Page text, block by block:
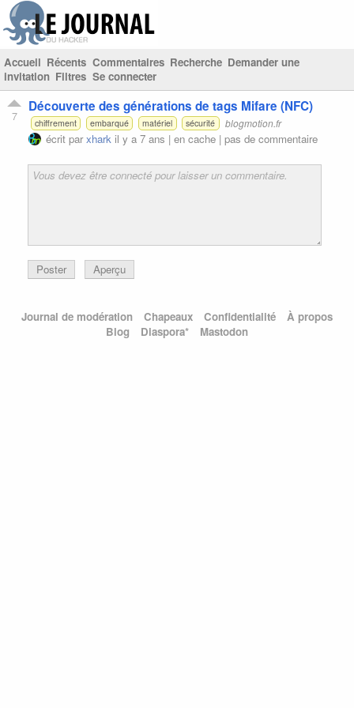
Accueil Récents Commentaires Recherche Demander une
invitation Filtres Se connecter
7
Découverte des générations de tags Mifare (NFC)
chiffrement embarqué matériel sécurité blogmotion.fr
écrit parxhark il y a 7 ans | en cache | pas de commentaire
Poster Aperçu
Journal de modération Chapeaux Confidentialité
À propos
Blog
Diaspora* Mastodon